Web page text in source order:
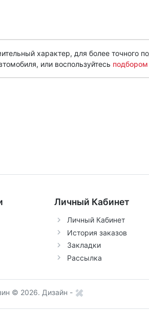
характер, для более точного
или воспользуйтесь подбором
Личный Кабинет
Личный Кабинет
История заказов
Закладки
Рассылка
© 2026. Дизайн -